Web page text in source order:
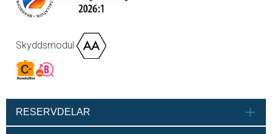
Skyddsmodul
RESERVDELAR